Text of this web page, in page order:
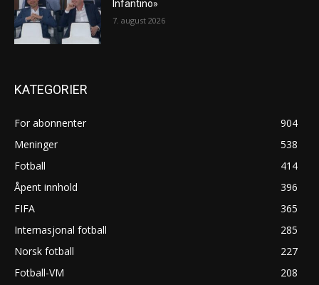
Infantino»
7. august 2026
KATEGORIER
For abonnenter
904
Meninger
538
Fotball
414
Åpent innhold
396
FIFA
365
Internasjonal fotball
285
Norsk fotball
227
Fotball-VM
208